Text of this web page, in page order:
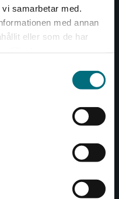
samarbetar med.
med annan
eller som de har
ett köp måste